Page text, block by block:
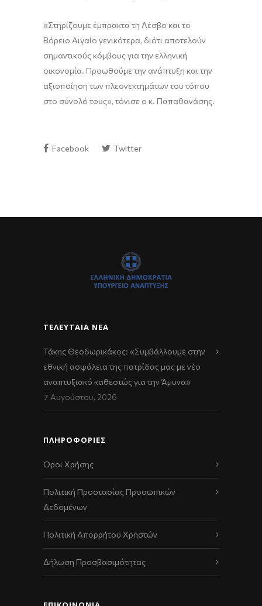
«Στηρίζουμε έμπρακτα τη Λέσβο και το
Βόρειο Αιγαίο γενικότερα, διότι αποτελούν
σημαντικούς κόμβους για την ελληνική
οικονομία. Προωθούμε την ανάπτυξη και την
αξιοποίηση των πλεονεκτημάτων του τόπου
στο σύνολό τους», τόνισε ο κ. Παπαθανάσης.
Facebook Twitter
ΤΕΛΕΥΤΑΊΑ ΝΈΑ
Τάκης Θεοδωρικάκος: «Συμβάλλουμε στην
εθνική ασφάλεια της πατρίδας μας με νέο
αναπτυξιακό καθεστώς για την Άμυνα»
7 Αυγούστου, 2026
ΠΛΗΡΟΦΟΡΙΕΣ
Όροι Χρήσης
Πολιτική Προστασίας Προσωπικών
Δεδομένων
Πολιτική Απορρήτου Χρηστών
Δήλωση Προσβασιμότητας